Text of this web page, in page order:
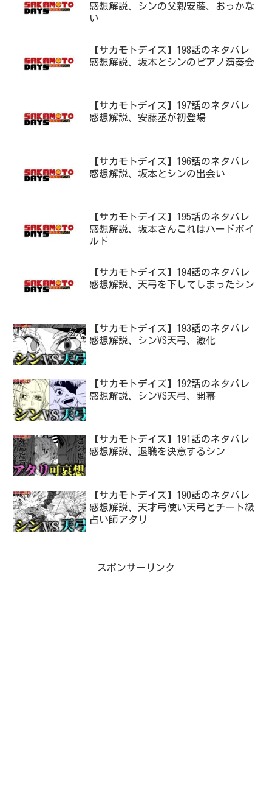
感想解説、シンの父親安藤、おっかな
い
【サカモトデイズ】198話のネタバレ
感想解説、坂本とシンのピアノ演奏会
【サカモトデイズ】197話のネタバレ
感想解説、安藤丞が初登場
【サカモトデイズ】196話のネタバレ
感想解説、坂本とシンの出会い
【サカモトデイズ】195話のネタバレ
感想解説、坂本さんこれはハードボイ
ルド
【サカモトデイズ】194話のネタバレ
感想解説、天弓を下してしまったシン
【サカモトデイズ】193話のネタバレ
感想解説、シンVS天弓、激化
【サカモトデイズ】192話のネタバレ
感想解説、シンVS天弓、開幕
【サカモトデイズ】191話のネタバレ
感想解説、退職を決意するシン
【サカモトデイズ】190話のネタバレ
感想解説、天才弓使い天弓とチート級
占い師アタリ
スポンサーリンク